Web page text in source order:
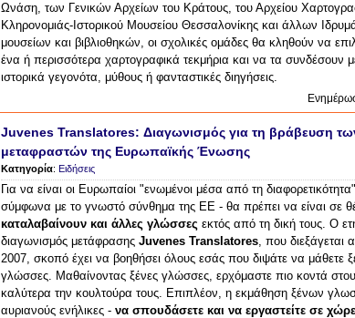
Ωνάση, των Γενικών Αρχείων του Κράτους, του Αρχείου
Κληρονομιάς-Ιστορικού Μουσείου Θεσσαλονίκης και άλλων
μουσείων και βιβλιοθηκών, οι σχολικές ομάδες θα κληθούν να
ένα ή περισσότερα χαρτογραφικά τεκμήρια και να τα συνδέσουν
ιστορικά γεγονότα, μύθους ή φανταστικές διηγήσεις.
Juvenes Translatores: Διαγωνισμός για τη βράβευση
μεταφραστών της Ευρωπαϊκής Ένωσης
Κατηγορία: Ειδήσεις
Για να είναι οι Ευρωπαίοι "ενωμένοι μέσα από τη
σύμφωνα με το γνωστό σύνθημα της ΕΕ - θα πρέπει να είναι σε
καταλαβαίνουν και άλλες γλώσσες εκτός από τη δική τους. Ο
διαγωνισμός μετάφρασης Juvenes Translatores, που διεξάγεται
2007, σκοπό έχει να βοηθήσει όλους εσάς που διψάτε να μάθετε
γλώσσες. Μαθαίνοντας ξένες γλώσσες, ερχόμαστε πιο κοντά
καλύτερα την κουλτούρα τους. Επιπλέον, η εκμάθηση ξένων
αυριανούς ενήλικες - να σπουδάσετε και να εργαστείτε σε